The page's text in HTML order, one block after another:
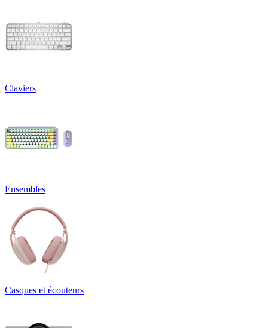
Claviers
Ensembles
Casques et écouteurs